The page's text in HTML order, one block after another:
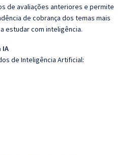
de avaliações anteriores e permite
de cobrança dos temas mais
estudar com inteligência.
IA
de Inteligência Artificial: